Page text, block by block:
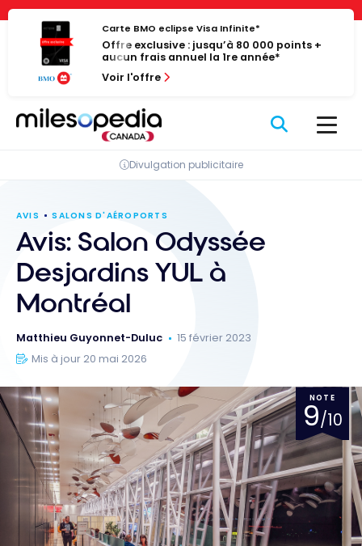
Panneau de gestion des cookies
Passer
contenu
Carte BMO eclipse Visa Infinite*
Offre exclusive : jusqu’à 80 000 points +
aucun frais annuel la 1re année*
Voir l'offre
Divulgation publicitaire
AVIS SALONS D'AÉROPORTS
Avis: Salon Odyssée
Desjardins YUL à
Montréal
Matthieu Guyonnet-Duluc
15 février 2023
Mis à jour 20 mai 2026
NOTE
9/10